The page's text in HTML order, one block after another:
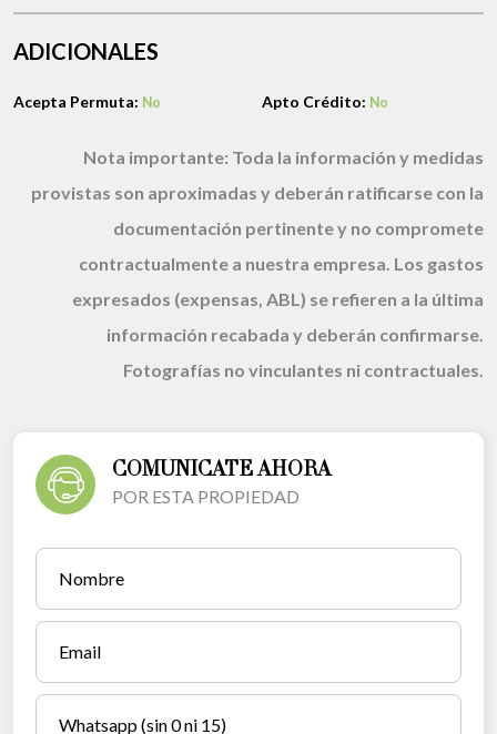
ADICIONALES
Acepta Permuta: No Apto Crédito: No
Nota importante: Toda la información y medidas
provistas son aproximadas y deberán ratificarse con la
documentación pertinente y no compromete
contractualmente a nuestra empresa. Los gastos
expresados (expensas, ABL) se refieren a la última
información recabada y deberán confirmarse.
Fotografías no vinculantes ni contractuales.
COMUNICATE AHORA
POR ESTA PROPIEDAD